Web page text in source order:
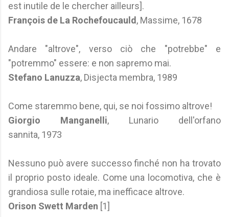
est inutile de le chercher ailleurs].
François de La Rochefoucauld , Massime, 1678
Andare "altrove", verso ciò che "potrebbe" e
"potremmo" essere: e non sapremo mai.
Stefano Lanuzza, Disjecta membra, 1989
Come staremmo bene, qui, se noi fossimo altrove!
Giorgio Manganelli, Lunario dell'orfano
sannita, 1973
Nessuno può avere successo finché non ha trovato
il proprio posto ideale. Come una locomotiva, che è
grandiosa sulle rotaie, ma inefficace altrove.
Orison Swett Marden [1]